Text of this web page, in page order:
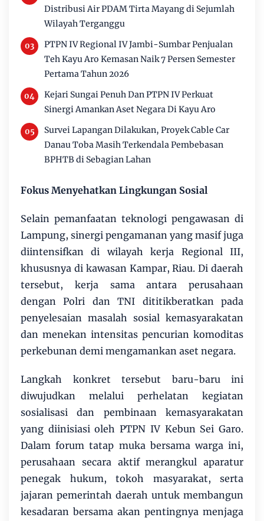
Distribusi Air PDAM Tirta Mayang di Sejumlah
Wilayah Terganggu
PTPN IV Regional IV Jambi-Sumbar Penjualan
Teh Kayu Aro Kemasan Naik 7 Persen Semester
Pertama Tahun 2026
Kejari Sungai Penuh Dan PTPN IV Perkuat
Sinergi Amankan Aset Negara Di Kayu Aro
Survei Lapangan Dilakukan, Proyek Cable Car
Danau Toba Masih Terkendala Pembebasan
BPHTB di Sebagian Lahan
Fokus Menyehatkan Lingkungan Sosial
Selain pemanfaatan teknologi pengawasan di
Lampung, sinergi pengamanan yang masif juga
diintensifkan di wilayah kerja Regional III,
khususnya di kawasan Kampar, Riau. Di daerah
tersebut, kerja sama antara perusahaan
dengan Polri dan TNI dititikberatkan pada
penyelesaian masalah sosial kemasyarakatan
dan menekan intensitas pencurian komoditas
perkebunan demi mengamankan aset negara.
Langkah konkret tersebut baru-baru ini
diwujudkan melalui perhelatan kegiatan
sosialisasi dan pembinaan kemasyarakatan
yang diinisiasi oleh PTPN IV Kebun Sei Garo.
Dalam forum tatap muka bersama warga ini,
perusahaan secara aktif merangkul aparatur
penegak hukum, tokoh masyarakat, serta
jajaran pemerintah daerah untuk membangun
kesadaran bersama akan pentingnya menjaga